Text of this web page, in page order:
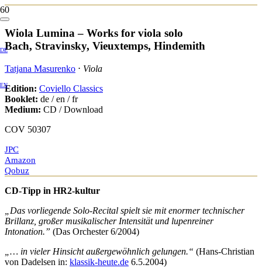
DE
EN
Wiola Lumina – Works for viola solo
Bach, Stravinsky, Vieuxtemps, Hindemith
Tatjana Masurenko ⋅ Viola
Edition: Coviello Classics
Booklet: de / en / fr
Medium: CD / Download
COV 50307
JPC
Amazon
Qobuz
CD-Tipp in HR2-kultur
„Das vorliegende Solo-Recital spielt sie mit enormer technischer
Brillanz, großer musikalischer Intensität und lupenreiner
Intonation.” (Das Orchester 6/2004)
„… in vieler Hinsicht außergewöhnlich gelungen.“ (Hans-Christian
von Dadelsen in: klassik-heute.de 6.5.2004)